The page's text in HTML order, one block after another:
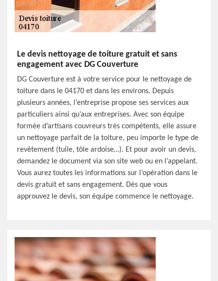
Le devis nettoyage de toiture gratuit et sans
engagement avec DG Couverture
DG Couverture est à votre service pour le nettoyage de
toiture dans le 04170 et dans les environs. Depuis
plusieurs années, l’entreprise propose ses services aux
particuliers ainsi qu’aux entreprises. Avec son équipe
formée d’artisans couvreurs très compétents, elle assure
un nettoyage parfait de la toiture, peu importe le type de
revêtement (tuile, tôle ardoise…). Et pour avoir un devis,
demandez le document via son site web ou en l’appelant.
Vous aurez toutes les informations sur l’opération dans le
devis gratuit et sans engagement. Dès que vous
approuvez le devis, son équipe commence le nettoyage.